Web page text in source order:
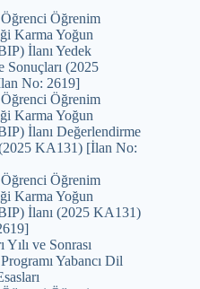
Öğrenim
Karma Yoğun
İlanı Yedek
Sonuçları (2025
No: 2619]
Öğrenim
Karma Yoğun
İlanı Değerlendirme
(2025 KA131) [İlan No:
Öğrenim
Karma Yoğun
İlanı (2025 KA131)
Yılı ve Sonrası
Yabancı Dil